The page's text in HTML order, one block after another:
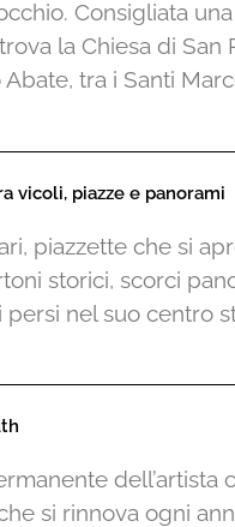
Consigliata
la Chiesa di
Abate, tra i Santi
vicoli, piazze e panorami
piazzette che si
storici, scorci
persi nel suo centro
si rinnova ogni